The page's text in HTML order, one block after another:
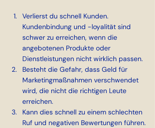
Verlierst du schnell Kunden.
Kundenbindung und -loyalität sind
schwer zu erreichen, wenn die
angebotenen Produkte oder
Dienstleistungen nicht wirklich passen.
Besteht die Gefahr, dass Geld für
Marketingmaßnahmen verschwendet
wird, die nicht die richtigen Leute
erreichen.
Kann dies schnell zu einem schlechten
Ruf und negativen Bewertungen führen.